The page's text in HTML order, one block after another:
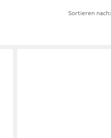
Sortieren nach: